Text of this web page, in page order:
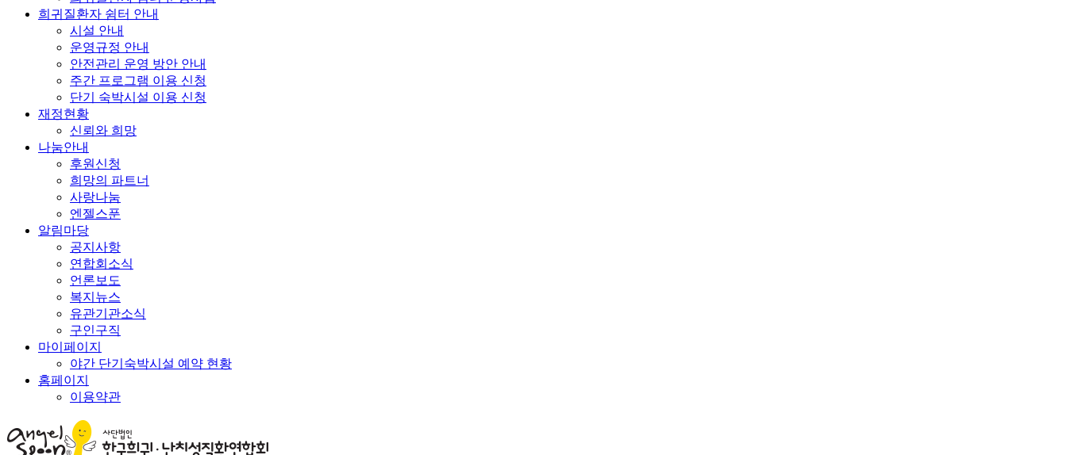
희귀질환자 쉼터 안내
시설 안내
운영규정 안내
안전관리 운영 방안 안내
주간 프로그램 이용 신청
단기 숙박시설 이용 신청
재정현황
신뢰와 희망
나눔안내
후원신청
희망의 파트너
사랑나눔
엔젤스푼
알림마당
공지사항
연합회소식
언론보도
복지뉴스
유관기관소식
구인구직
마이페이지
야간 단기숙박시설 예약 현황
홈페이지
이용약관